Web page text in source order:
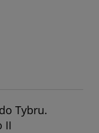
Tybru.
II